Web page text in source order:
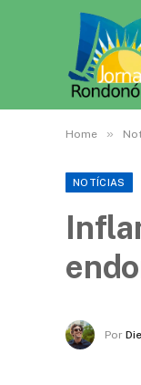
Home »
NOTÍCIAS
Por